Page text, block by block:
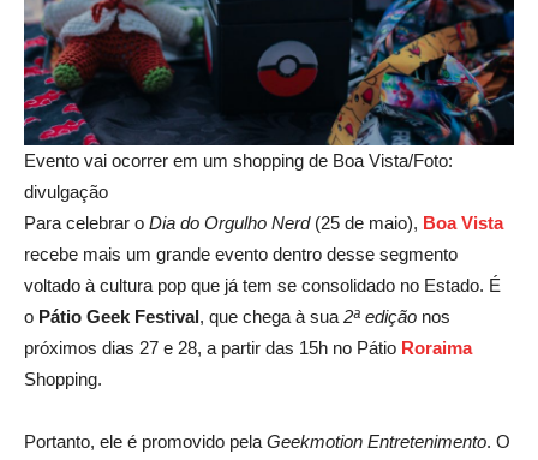
Evento vai ocorrer em um shopping de Boa Vista/Foto:
divulgação
Para celebrar o Dia do Orgulho Nerd(25 de maio), Boa Vista
recebe mais um grande evento dentro desse segmento
voltado à cultura pop que já tem se consolidado no Estado. É
o Pátio Geek Festival, que chega à sua 2ª edição nos
próximos dias 27 e 28, a partir das 15h no Pátio Roraima
Shopping.
Portanto, ele é promovido pela Geekmotion Entretenimento. O